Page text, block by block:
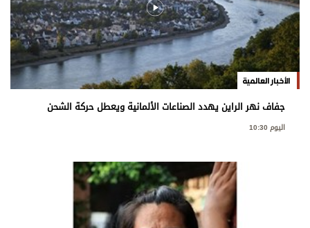
الأخبار العالمية
جفاف نهر الراين يهدد الصناعات الألمانية ويعطل حركة الشحن
اليوم 10:30